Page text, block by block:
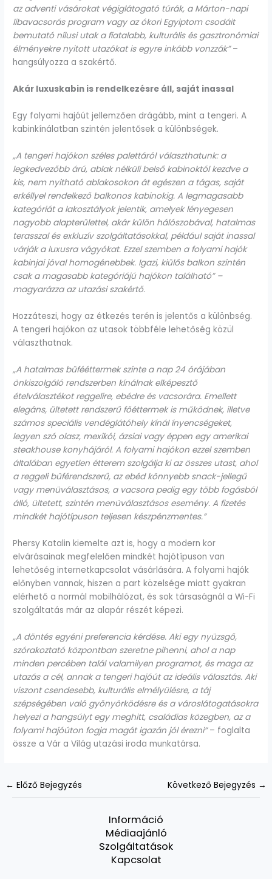
az adventi vásárokat végiglátogató túrák, a Márton-napi
libavacsorás program vagy az ókori Egyiptom csodáit
bemutató nílusi utak a fiatalabb, kulturális és gasztronómiai
élményekre nyitott utazókat is egyre inkább vonzzák”–
hangsúlyozza a szakértő.
Akár luxuskabin is rendelkezésre áll, saját inassal
Egy folyami hajóút jellemzően drágább, mint a tengeri. A
kabinkínálatban szintén jelentősek a különbségek.
„A tengeri hajókon széles palettáról választhatunk: a
legkedvezőbb árú, ablak nélküli belső kabinoktól kezdve a
kis, nem nyitható ablakosokon át egészen a tágas, saját
erkéllyel rendelkező balkonos kabinokig. A legmagasabb
kategóriát a lakosztályok jelentik, amelyek lényegesen
nagyobb alapterülettel, akár külön hálószobával, hatalmas
terasszal és exkluzív szolgáltatásokkal, például saját inassal
várják a luxusra vágyókat. Ezzel szemben a folyami hajók
kabinjai jóval homogénebbek. Igazi, kiülős balkon szintén
csak a magasabb kategóriájú hajókon található” –
magyarázza az utazási szakértő.
Hozzáteszi, hogy az étkezés terén is jelentős a különbség.
A tengeri hajókon az utasok többféle lehetőség közül
választhatnak.
„A hatalmas büfééttermek szinte a nap 24 órájában
önkiszolgáló rendszerben kínálnak elképesztő
ételválasztékot reggelire, ebédre és vacsorára. Emellett
elegáns, ültetett rendszerű főéttermek is működnek, illetve
számos speciális vendéglátóhely kínál ínyencségeket,
legyen szó olasz, mexikói, ázsiai vagy éppen egy amerikai
steakhouse konyhájáról. A folyami hajókon ezzel szemben
általában egyetlen étterem szolgálja ki az összes utast, ahol
a reggeli büférendszerű, az ebéd könnyebb snack-jellegű
vagy menüválasztásos, a vacsora pedig egy több fogásból
álló, ültetett, szintén menüválasztásos esemény. A fizetés
mindkét hajótípuson teljesen készpénzmentes.”
Phersy Katalin kiemelte azt is, hogy a modern kor
elvárásainak megfelelően mindkét hajótípuson van
lehetőség internetkapcsolat vásárlására. A folyami hajók
előnyben vannak, hiszen a part közelsége miatt gyakran
elérhető a normál mobilhálózat, és sok társaságnál a Wi-Fi
szolgáltatás már az alapár részét képezi.
„A döntés egyéni preferencia kérdése. Aki egy nyüzsgő,
szórakoztató központban szeretne pihenni, ahol a nap
minden percében talál valamilyen programot, és maga az
utazás a cél, annak a tengeri hajóút az ideális választás. Aki
viszont csendesebb, kulturális elmélyülésre, a táj
szépségében való gyönyörködésre és a városlátogatásokra
helyezi a hangsúlyt egy meghitt, családias közegben, az a
folyami hajóúton fogja magát igazán jól érezni”– foglalta
össze a Vár a Világ utazási iroda munkatársa.
← Előző Bejegyzés Következő Bejegyzés →
Információ
Médiaajánló
Szolgáltatások
Kapcsolat